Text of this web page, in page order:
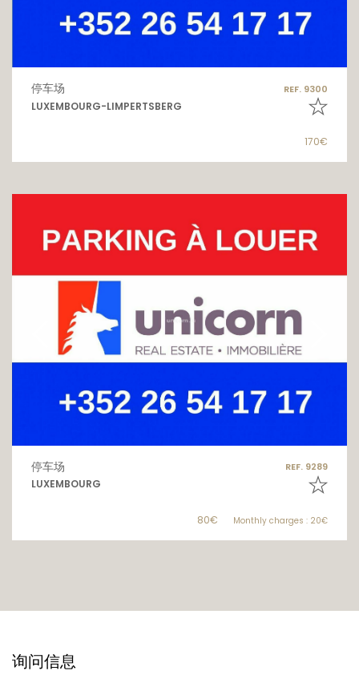
停车场 REF. 9300
LUXEMBOURG-LIMPERTSBERG
170€
停车场 REF. 9289
LUXEMBOURG
80€ Monthly charges : 20€
询问信息